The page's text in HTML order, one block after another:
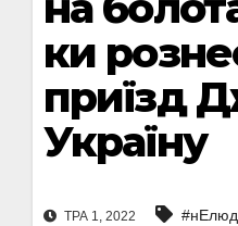
ки
приїзд
Україну
ТРА 1, 2022